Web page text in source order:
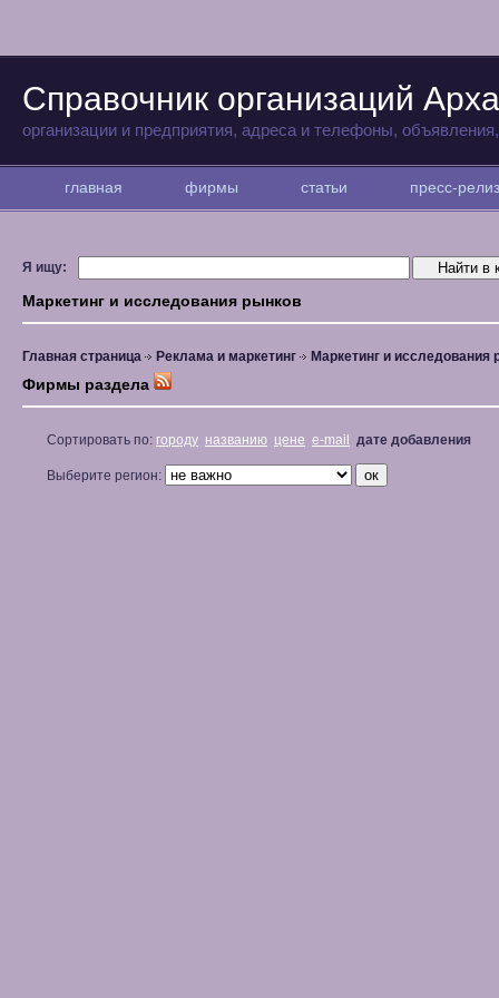
Справочник организаций
организации и предприятия, адреса и телефоны,
главная фирмы статьи пресс-
Я ищу:
Маркетинг и исследования рынков
Главная страница Реклама и маркетинг Маркетинг и исследования
Фирмы раздела
Сортировать по: городу названию цене e-mail дате добавления
Выберите регион: